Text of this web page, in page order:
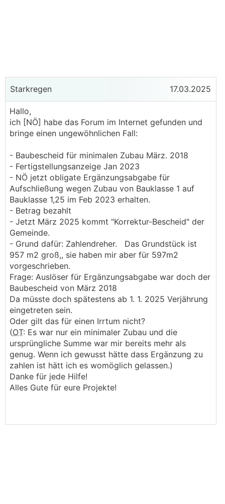
Starkregen 17.03.2025
Hallo,
ich [NÖ] habe das Forum im Internet gefunden und
bringe einen ungewöhnlichen Fall:
- Baubescheid für minimalen Zubau März. 2018
- Fertigstellungsanzeige Jan 2023
- NÖ jetzt obligate Ergänzungsabgabe für
Aufschließung wegen Zubau von Bauklasse 1 auf
Bauklasse 1,25 im Feb 2023 erhalten.
- Betrag bezahlt
- Jetzt März 2025 kommt "Korrektur-Bescheid" der
Gemeinde.
- Grund dafür: Zahlendreher. Das Grundstück ist
957 m2 groß,, sie haben mir aber für 597m2
vorgeschrieben.
Frage: Auslöser für Ergänzungsabgabe war doch der
Baubescheid von März 2018
Da müsste doch spätestens ab 1. 1. 2025 Verjährung
eingetreten sein.
Oder gilt das für einen Irrtum nicht?
(OT: Es war nur ein minimaler Zubau und die
ursprüngliche Summe war mir bereits mehr als
genug. Wenn ich gewusst hätte dass Ergänzung zu
zahlen ist hätt ich es womöglich gelassen.)
Danke für jede Hilfe!
Alles Gute für eure Projekte!